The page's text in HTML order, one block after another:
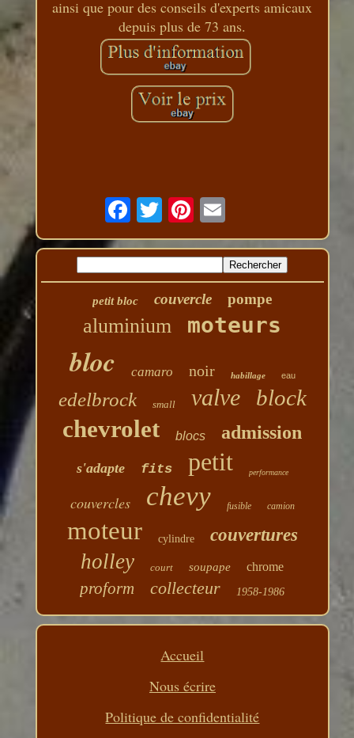
ainsi que pour des conseils d'experts amicaux
depuis plus de 73 ans.
petit bloc couvercle pompe
aluminium moteurs
bloc camaro noir habillage eau
edelbrock small valve block
chevrolet blocs admission
s'adapte fits petit performance
couvercles chevy fusible camion
moteur cylindre couvertures
holley court soupape chrome
proform collecteur 1958-1986
Accueil
Nous écrire
Politique de confidentialité